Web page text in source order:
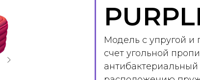
Модель с упругой и
счет угольной